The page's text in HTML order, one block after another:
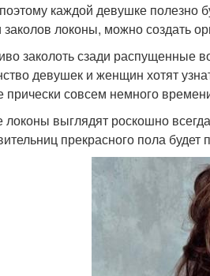
каждой девушке полезно
заколов локоны, можно создать
заколоть сзади распущенные
девушек и женщин хотят
прически совсем немного
выглядят роскошно
прекрасного пола